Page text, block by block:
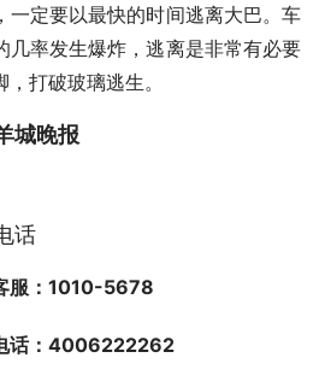
一定要以最快的时间逃离大巴。车
几率发生爆炸，逃离是非常有必要
打破玻璃逃生。
城晚报
话
服：1010-5678
话：4006222262